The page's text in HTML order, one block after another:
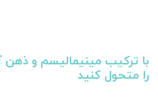
با ترکیب مینیمالیسم و ذهن‌
را متحول کنید